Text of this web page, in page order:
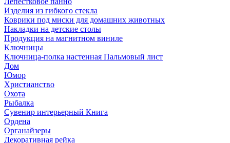
Изделия из гибкого стекла
Коврики под миски для домашних животных
Накладки на детские столы
Продукция на магнитном виниле
Ключницы
Ключница-полка настенная Пальмовый лист
Дом
Юмор
Христианство
Охота
Рыбалка
Сувенир интерьерный Книга
Ордена
Органайзеры
Декоративная рейка